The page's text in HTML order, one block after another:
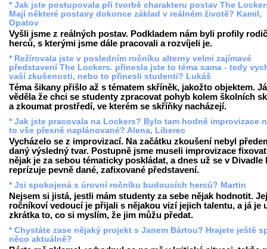
* Jak jste postupovala při tvorbě charakteru postav The
Mají některé postavy dokonce základ v reálném životě? Kamil,
Opatov
Vyšli jsme z reálných postav. Podkladem nám byli profily
herců, s kterými jsme dále pracovali a rozvíjeli je.
* Režírovala jste v posledním ročníku alterny velmi zajímavé
představení The Lockers. přinesla jste to téma sama - tedy
vaší zkušenosti, nebo to přinesli studenti? Lukáš
Téma šikany přišlo až s tématem skříněk, jakožto objektem.
věděla že chci se studenty zpracovat pohyb kolem školních
a zkoumat prostředí, ve kterém se skříňky nacházejí.
* Jak jste pracovala na Lockers? Bylo tam hodně improvizace
to vše přesně naplánované? Alena, Liberec
Vycházelo se z improvizací. Na začátku zkoušení nebyl
daný výsledný tvar. Postupně jsme museli improvizace
nějak je za sebou tématicky poskládat, a dnes už se v Divadle
reprízuje pevně dané, zafixované představení.
* Jsi spokojená s úrovní ročníku budoucích herců? Martin
Nejsem si jistá, jestli mám studenty za sebe nějak hodnotit.
ročníkoví vedoucí je přijali s nějakou vizí jejich talentu, a já je
zkrátka to, co si myslím, že jim můžu předat.
* Chystáte zase nějaký projekt s Janem Bártou? Hrajete ještě
něco aktuálně?